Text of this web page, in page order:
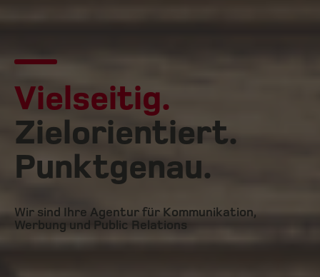
Vielseitig.
Zielorientiert.
Punktgenau.
Wir sind Ihre Agentur für Kommunikation,
Werbung und Public Relations